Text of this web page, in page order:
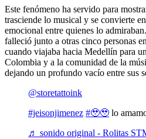
Este fenómeno ha servido para
trasciende lo musical y se convierte
emocional entre quienes lo
falleció junto a otras cinco personas
cuando viajaba hacia Medellín para
Colombia y a la comunidad de la
dejando un profundo vacío entre sus
@storetattoink
#jeisonjimenez #🥹🥹 lo
♬ sonido original - Rolitas